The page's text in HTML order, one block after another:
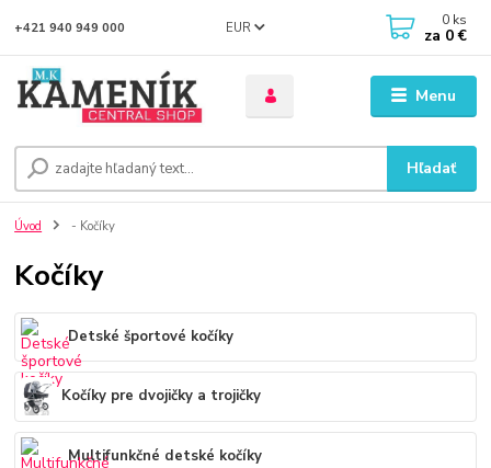
Menu
EUR
Hľadať
+421 940 949 000 0 ks
za 0 €
Úvod - Kočíky
Kočíky
Detské športové kočíky
Kočíky pre dvojičky a trojičky
Multifunkčné detské kočíky